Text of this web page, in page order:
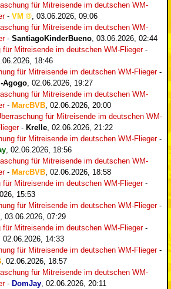
für Mitreisende im deutschen WM-
- VM , 03.06.2026, 09:06
für Mitreisende im deutschen WM-
- SantiagoKinderBueno, 03.06.2026, 02:44
für Mitreisende im deutschen WM-Flieger-
18:46
für Mitreisende im deutschen WM-Flieger-
Agogo, 02.06.2026, 19:27
für Mitreisende im deutschen WM-
- MarcBVB, 02.06.2026, 20:00
für Mitreisende im deutschen WM-
- Krelle, 02.06.2026, 21:22
für Mitreisende im deutschen WM-Flieger-
, 02.06.2026, 18:56
für Mitreisende im deutschen WM-
- MarcBVB, 02.06.2026, 18:58
für Mitreisende im deutschen WM-Flieger-
15:53
für Mitreisende im deutschen WM-Flieger-
, 03.06.2026, 07:29
für Mitreisende im deutschen WM-Flieger-
02.06.2026, 14:33
für Mitreisende im deutschen WM-Flieger-
, 02.06.2026, 18:57
für Mitreisende im deutschen WM-
- DomJay, 02.06.2026, 20:11